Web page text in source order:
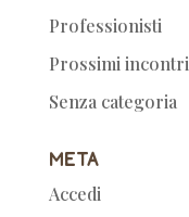
Professionisti
Prossimi incontri
Senza categoria
Meta
Accedi